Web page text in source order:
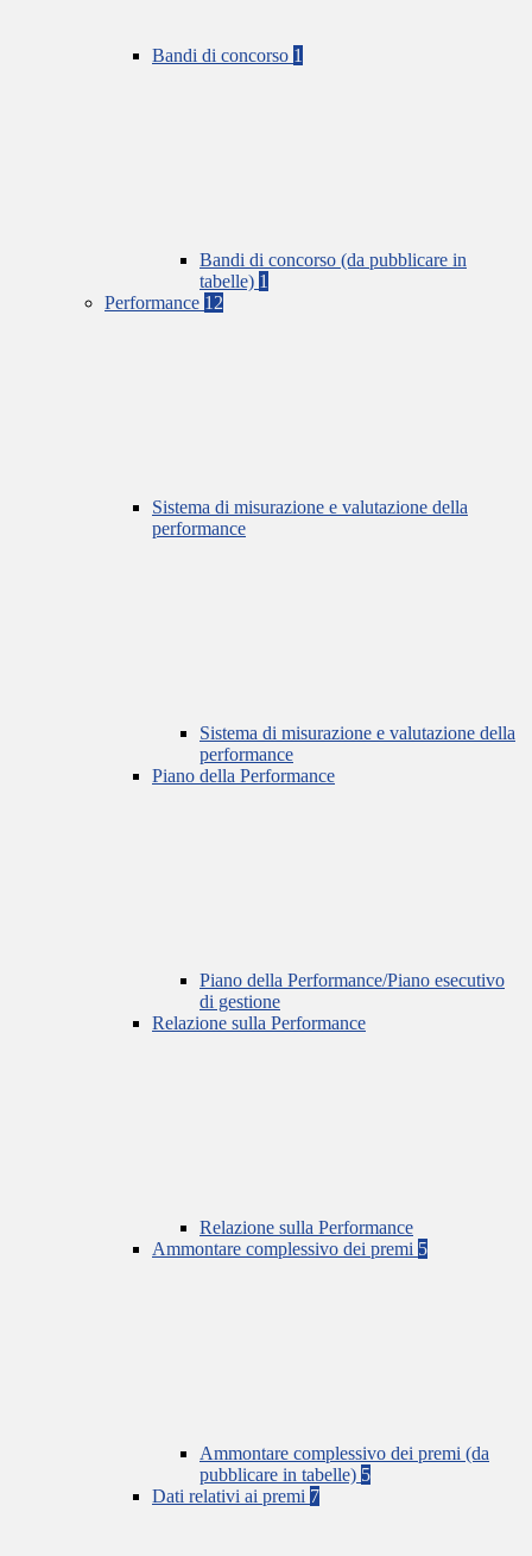
Bandi di concorso 1
Bandi di concorso (da pubblicare in
tabelle) 1
Performance 12
Sistema di misurazione e valutazione della
performance
Sistema di misurazione e valutazione della
performance
Piano della Performance
Piano della Performance/Piano esecutivo
di gestione
Relazione sulla Performance
Relazione sulla Performance
Ammontare complessivo dei premi 5
Ammontare complessivo dei premi (da
pubblicare in tabelle) 5
Dati relativi ai premi 7